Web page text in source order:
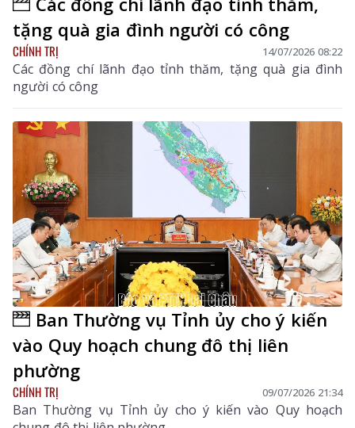
tặng quà gia đình người có công
CHÍNH TRỊ 14/07/2026 08:22
Các đồng chí lãnh đạo tỉnh thăm, tặng quà gia đình
người có công
Ban Thường vụ Tỉnh ủy cho ý kiến
vào Quy hoạch chung đô thị liên
phường
CHÍNH TRỊ 09/07/2026 21:34
Ban Thường vụ Tỉnh ủy cho ý kiến vào Quy hoạch